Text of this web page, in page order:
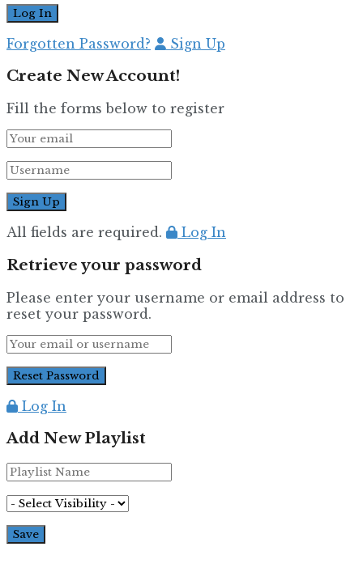
Forgotten Password? Sign Up
Create New Account!
Fill the forms below to register
All fields are required. Log In
Retrieve your password
Please enter your username or email address to
reset your password.
Log In
Add New Playlist